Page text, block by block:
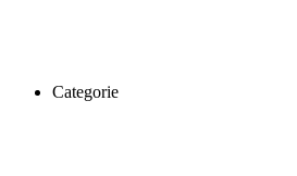
Categorie